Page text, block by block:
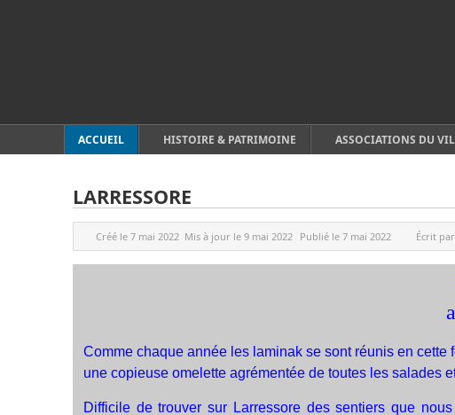
ACCUEIL HISTOIRE & PATRIMOINE ASSOCIATIONS DU
LARRESSORE
Créé le 7 mai 2022 Mis à jour le 9 mai 2022 Publié le 7 mai 2022 Écrit par
Comme chaque année les laminak se sont réunis en
une copieuse omelette agrémentée de toutes les salades
Difficile de trouver sur Larressore des sentiers que